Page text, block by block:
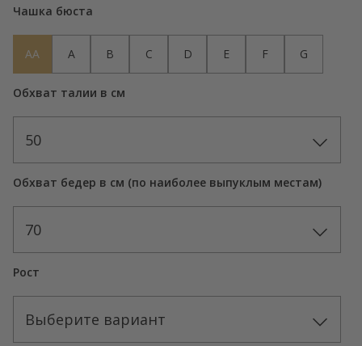
Чашка бюста
AA A B C D E F G
Обхват талии в см
50
Обхват бедер в см (по наиболее выпуклым местам)
70
Рост
Выберите вариант